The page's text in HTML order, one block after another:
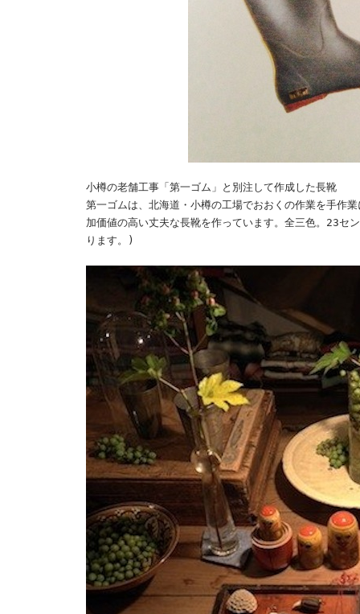
小樽の老舗工事「第一ゴム」と別注して作成した長靴
第一ゴムは、北海道・小樽の工場でおおくの作業を手作
加価値の高い丈夫な長靴を作っています。全三色。23
ります。)